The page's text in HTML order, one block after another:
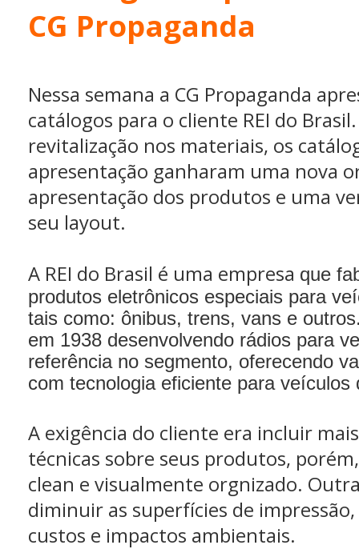
CG Propaganda
Nessa semana a CG Propaganda
catálogos para o cliente REI do
revitalização nos materiais, os
apresentação ganharam uma nova
apresentação dos produtos e uma
seu layout.
A REI do Brasil é uma empresa que
produtos eletrônicos especiais para
tais como: ônibus, trens, vans e
em 1938 desenvolvendo rádios para
referência no segmento, oferecendo
com tecnologia eficiente para veículos
A exigência do cliente era incluir
técnicas sobre seus produtos,
clean e visualmente orgnizado.
diminuir as superfícies de
custos e impactos ambientais.